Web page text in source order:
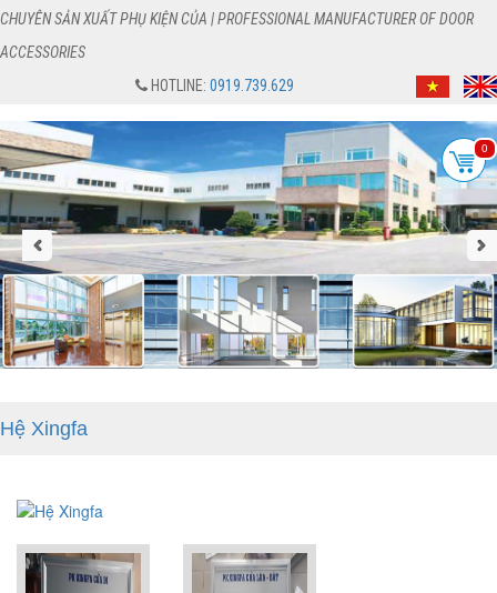
CHUYÊN SẢN XUẤT PHỤ KIỆN CỦA | PROFESSIONAL MANUFACTURER OF DOOR
ACCESSORIES
HOTLINE: 0919.739.629
0
Hệ Xingfa